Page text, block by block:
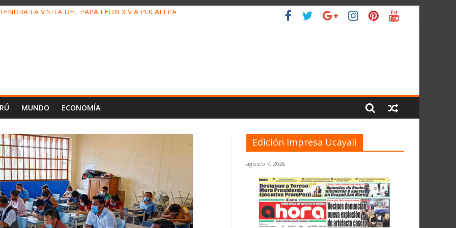
LA VISITA DEL PAPA LEÓN XIV A PUCALLPA
MUNDO ECONOMÍA
Edición Impresa Ucayali
agosto 7, 2026